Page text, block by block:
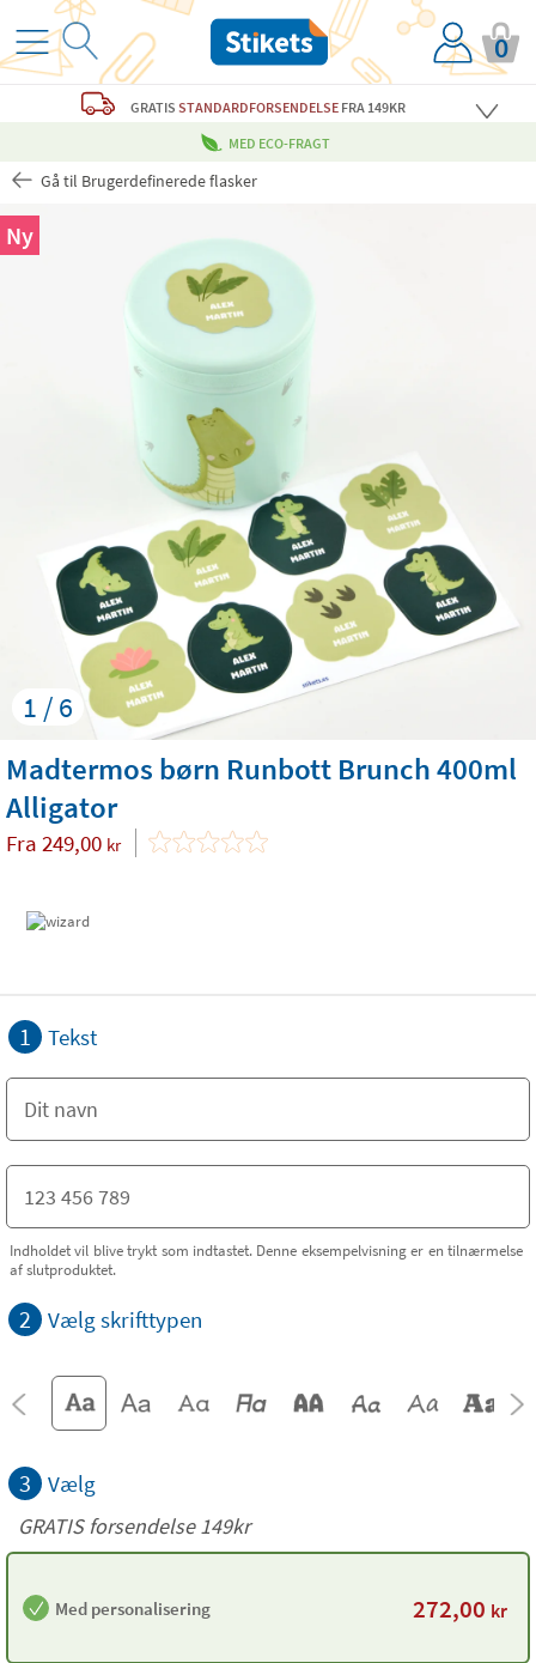
0
GRATISSTANDARDFORSENDELSE FRA 149KR
MED ECO-FRAGT
Gå til Brugerdefinerede flasker
1 / 6
Ny
Madtermos børn Runbott Brunch 400ml
Alligator
Fra 249,00 kr
1 Tekst
Indholdet vil blive trykt som indtastet. Denne eksempelvisning er en tilnærmelse
af slutproduktet.
2 Vælg skrifttypen
3 Vælg
GRATIS forsendelse 149kr
Med personalisering 272,00 kr